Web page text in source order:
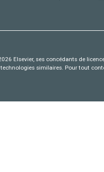
Elsevier, ses concédants de
similaires. Pour tout